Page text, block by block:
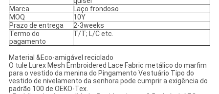
Marca
Laço frondoso
MOQ
10Y
Prazo de entrega
2-3weeks
Termo do
pagamento
T/T; L/C etc.
Material &Eco-amigável reciclado
O tule Lurex Mesh Embroidered Lace Fabric metálico do marfim
para o vestido da menina do Pingamento Vestuário Tipo do
vestido de nivelamento da senhora pode cumprir a exigência do
padrão 100 de OEKO-Tex.